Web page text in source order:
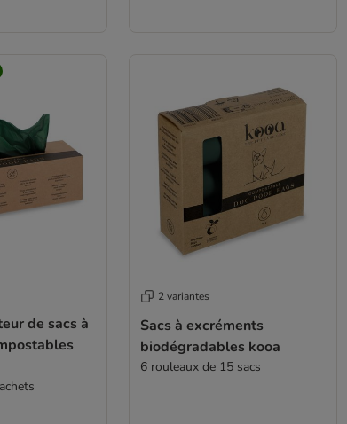
de sacs à
2 variantes
Sacs à excréments
biodégradables kooa
6 rouleaux de 15 sacs